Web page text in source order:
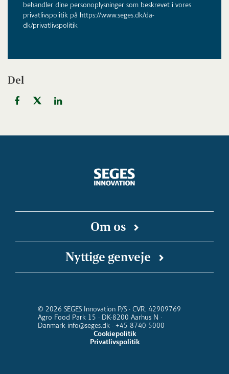
behandler dine personoplysninger som beskrevet i vores
privatlivspolitik på https://www.seges.dk/da-
dk/privatlivspolitik
Del
Om os
SEGES Innovation er en uafhængig forsknings-
og innovationsvirksomhed, der arbejder for en
indsigter med digitale teknologier, så ny viden
kommer ud at virke i stalden, i marken og i
hele værdikæden fra jord til bord.
Nyttige genveje
© 2026 SEGES Innovation P/S · CVR. 42909769
Agro Food Park 15 · DK-8200 Aarhus N ·
Danmark info@seges.dk · +45 8740 5000
Cookiepolitik
Privatlivspolitik